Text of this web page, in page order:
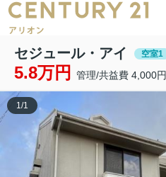
セジュール・アイ 空室1
5.8万円 管理/共益費 4,000円
1/1